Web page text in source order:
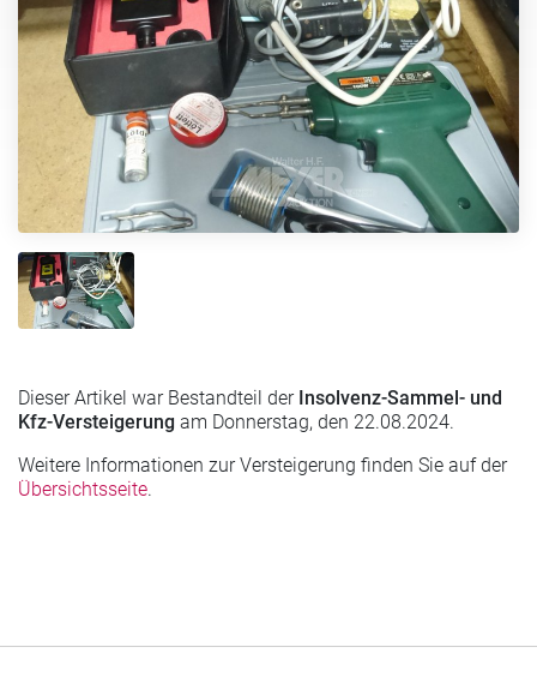
Dieser Artikel war Bestandteil der Insolvenz-Sammel- und
Kfz-Versteigerung am Donnerstag, den 22.08.2024.
Weitere Informationen zur Versteigerung finden Sie auf der
Übersichtsseite.